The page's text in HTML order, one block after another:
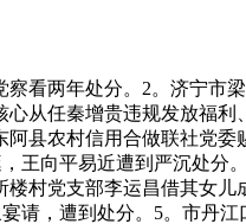
看两年处分。2。济宁市
从任秦增贵违规发放福
县农村信用合做联社党
王向平易近遭到严沉处分
村党支部李运昌借其女儿
，遭到处分。5。市丹江